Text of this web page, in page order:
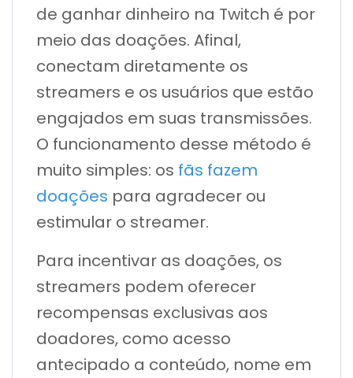
de ganhar dinheiro na Twitch é por
meio das doações. Afinal,
conectam diretamente os
streamers e os usuários que estão
engajados em suas transmissões.
O funcionamento desse método é
muito simples: os fãs fazem
doações para agradecer ou
estimular o streamer.
Para incentivar as doações, os
streamers podem oferecer
recompensas exclusivas aos
doadores, como acesso
antecipado a conteúdo, nome em